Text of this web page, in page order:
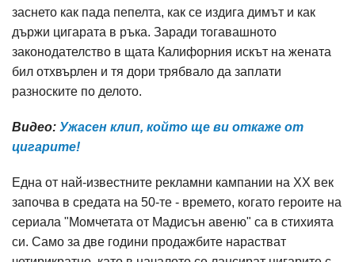
заснето как пада пепелта, как се издига димът и как
държи цигарата в ръка. Заради тогавашното
законодателство в щата Калифорния искът на жената
бил отхвърлен и тя дори трябвало да заплати
разноските по делото.
Видео: Ужасен клип, който ще ви откаже от
цигарите!
Една от най-известните рекламни кампании на ХХ век
започва в средата на 50-те - времето, когато героите на
сериала "Момчетата от Мадисън авеню" са в стихията
си. Само за две години продажбите нарастват